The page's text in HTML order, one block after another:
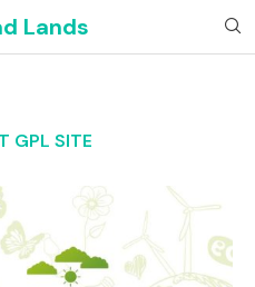
Lands
GPL SITE